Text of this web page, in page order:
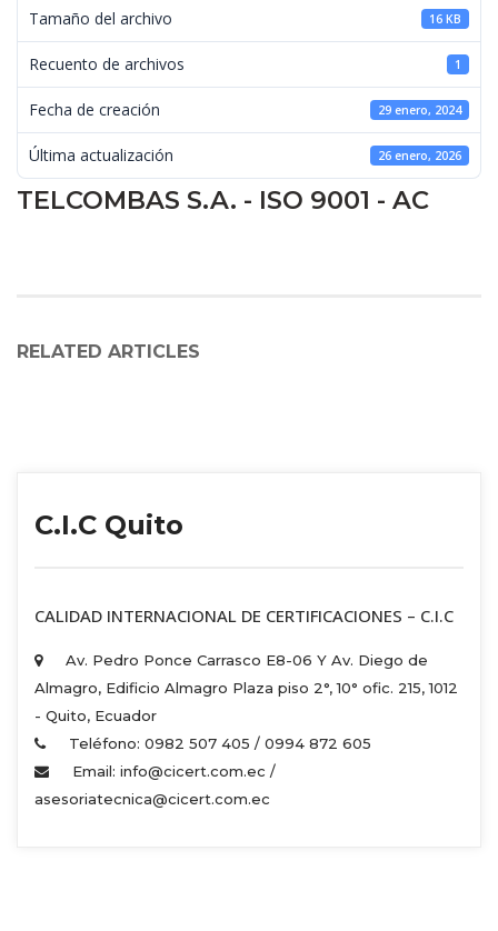
Tamaño del archivo 16 KB
Recuento de archivos 1
Fecha de creación 29 enero, 2024
Última actualización 26 enero, 2026
TELCOMBAS S.A. - ISO 9001 - AC
RELATED ARTICLES
C.I.C Quito
CALIDAD INTERNACIONAL DE CERTIFICACIONES – C.I.C
Av. Pedro Ponce Carrasco E8-06 Y Av. Diego de
Almagro, Edificio Almagro Plaza piso 2°, 10° ofic. 215, 1012
- Quito, Ecuador
Teléfono: 0982 507 405 / 0994 872 605
Email: info@cicert.com.ec /
asesoriatecnica@cicert.com.ec